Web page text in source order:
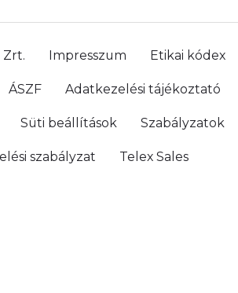
Zrt. Impresszum Etikai kódex
ÁSZF Adatkezelési tájékoztató
Süti beállítások Szabályzatok
szabályzat Telex Sales